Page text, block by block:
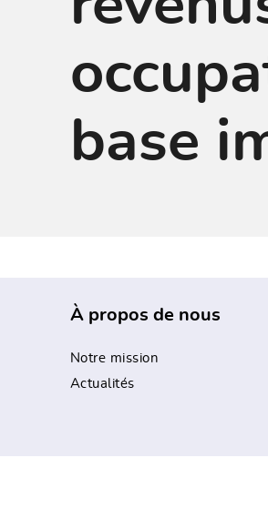
base
À propos de nous
Notre mission
Actualités